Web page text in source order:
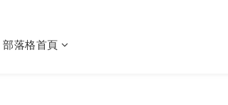
部落格首頁